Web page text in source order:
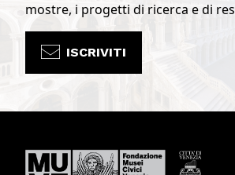
mostre, i progetti di ricerca e di
ISCRIVITI